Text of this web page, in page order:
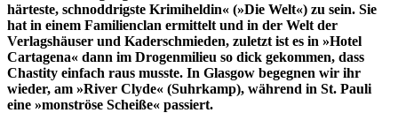
härteste, schnoddrigste Krimiheldin« (»Die Welt«) zu sein. Sie
hat in einem Familienclan ermittelt und in der Welt der
Verlagshäuser und Kaderschmieden, zuletzt ist es in »Hotel
Cartagena« dann im Drogenmilieu so dick gekommen, dass
Chastity einfach raus musste. In Glasgow begegnen wir ihr
wieder, am »River Clyde« (Suhrkamp), während in St. Pauli
eine »monströse Scheiße« passiert.